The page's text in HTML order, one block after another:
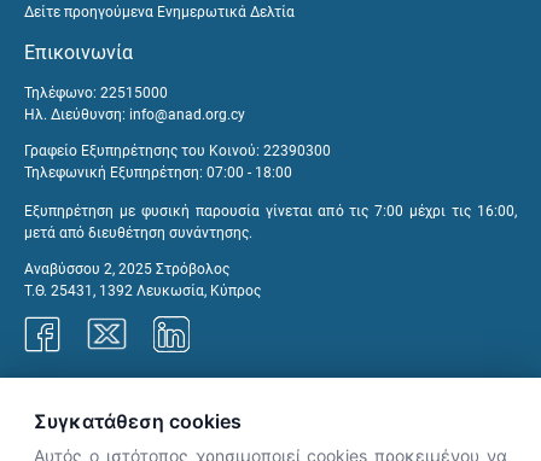
Δείτε προηγούμενα Ενημερωτικά Δελτία
Επικοινωνία
Τηλέφωνο: 22515000
Ηλ. Διεύθυνση: info@anad.org.cy
Γραφείο Εξυπηρέτησης του Κοινού: 22390300
Τηλεφωνική Εξυπηρέτηση: 07:00 - 18:00
Εξυπηρέτηση με φυσική παρουσία γίνεται από τις 7:00 μέχρι τις 16:00,
μετά από διευθέτηση συνάντησης.
Αναβύσσου 2, 2025 Στρόβολος
Τ.Θ. 25431, 1392 Λευκωσία, Κύπρος
Συγκατάθεση cookies
Αυτός ο ιστότοπος χρησιμοποιεί cookies προκειμένου να